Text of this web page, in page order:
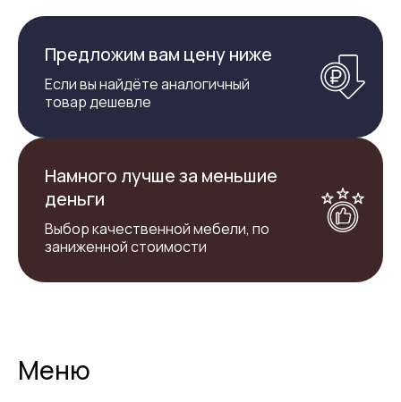
Предложим вам цену ниже
Если вы найдёте аналогичный
товар дешевле
Намного лучше за меньшие
деньги
Выбор качественной мебели, по
заниженной стоимости
Меню